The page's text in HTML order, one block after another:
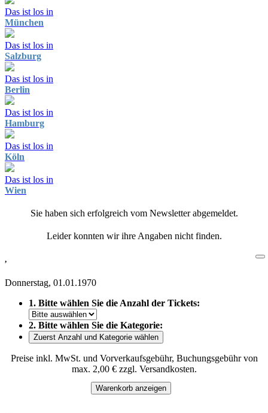
Das ist los in
München
Das ist los in
Salzburg
Das ist los in
Berlin
Das ist los in
Hamburg
Das ist los in
Köln
Das ist los in
Wien
Sie haben sich erfolgreich vom Newsletter abgemeldet.
Leider konnten wir ihre Angaben nicht finden.
,
Donnerstag, 01.01.1970
1. Bitte wählen Sie die Anzahl der Tickets:
2. Bitte wählen Sie die Kategorie:
Zuerst Anzahl und Kategorie wählen
Preise inkl. MwSt. und Vorverkaufsgebühr, Buchungsgebühr von
max. 2,00 € zzgl. Versandkosten.
Warenkorb anzeigen